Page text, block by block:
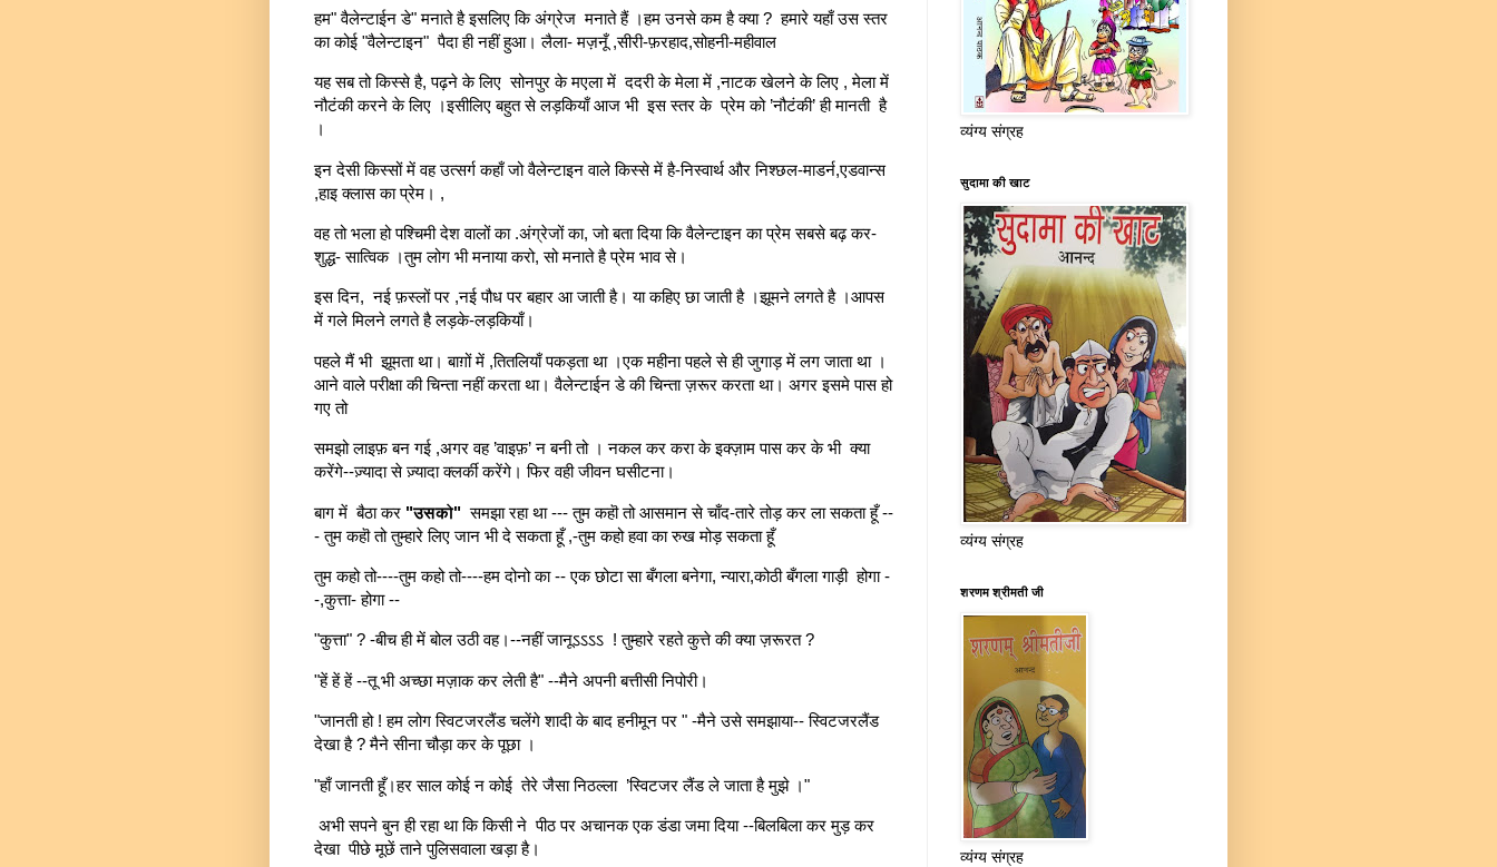
हम" वैलेन्टाईन डे" मनाते है इसलिए कि अंग्रेज मनाते हैं ।हम उनसे कम है क्या ? हमारे यहाँ उस स्तर
का कोई "वैलेन्टाइन" पैदा ही नहीं हुआ। लैला- मज़नूँ ,सीरी-फ़रहाद,सोहनी-महीवाल
यह सब तो किस्से है, पढ़ने के लिए सोनपुर के मएला में ददरी के मेला में ,नाटक खेलने के लिए , मेला में
नौटंकी करने के लिए ।इसीलिए बहुत से लड़कियाँ आज भी इस स्तर के प्रेम को ’नौटंकी’ ही मानती है
।
इन देसी किस्सों में वह उत्सर्ग कहाँ जो वैलेन्टाइन वाले किस्से में है-निस्वार्थ और निश्छल-माडर्न,एडवान्स
,हाइ क्लास का प्रेम। ,
वह तो भला हो पश्चिमी देश वालों का .अंग्रेजों का, जो बता दिया कि वैलेन्टाइन का प्रेम सबसे बढ़ कर-
शुद्ध- सात्विक ।तुम लोग भी मनाया करो, सो मनाते है प्रेम भाव से।
इस दिन, नई फ़स्लों पर ,नई पौध पर बहार आ जाती है। या कहिए छा जाती है ।झूमने लगते है ।आपस
में गले मिलने लगते है लड़के-लड़कियाँ।
पहले मैं भी झूमता था। बाग़ों में ,तितलियाँ पकड़ता था ।एक महीना पहले से ही जुगाड़ में लग जाता था ।
आने वाले परीक्षा की चिन्ता नहीं करता था। वैलेन्टाईन डे की चिन्ता ज़रूर करता था। अगर इसमे पास हो
गए तो
समझो लाइफ़ बन गई ,अगर वह ’वाइफ़’ न बनी तो । नकल कर करा के इक्ज़ाम पास कर के भी क्या
करेंगे--ज़्यादा से ज़्यादा क्लर्की करेंगे। फिर वही जीवन घसीटना।
बाग में बैठा कर "उसको" समझा रहा था --- तुम कहॊ तो आसमान से चाँद-तारे तोड़ कर ला सकता हूँ --
- तुम कहॊ तो तुम्हारे लिए जान भी दे सकता हूँ ,-तुम कहो हवा का रुख मोड़ सकता हूँ
तुम कहो तो----तुम कहो तो----हम दोनो का -- एक छोटा सा बँगला बनेगा, न्यारा,कोठी बँगला गाड़ी होगा -
-,कुत्ता- होगा --
"कुत्ता" ? -बीच ही में बोल उठी वह।--नहीं जानूऽऽऽऽ ! तुम्हारे रहते कुत्ते की क्या ज़रूरत ?
"हें हें हें --तू भी अच्छा मज़ाक कर लेती है" --मैने अपनी बत्तीसी निपोरी।
"जानती हो ! हम लोग स्विटजरलैंड चलेंगे शादी के बाद हनीमून पर " -मैने उसे समझाया-- स्विटजरलैंड
देखा है ? मैने सीना चौड़ा कर के पूछा ।
"हाँ जानती हूँ।हर साल कोई न कोई तेरे जैसा निठल्ला ’स्विटजर लैंड ले जाता है मुझे ।"
अभी सपने बुन ही रहा था कि किसी ने पीठ पर अचानक एक डंडा जमा दिया --बिलबिला कर मुड़ कर
देखा पीछे मूछें ताने पुलिसवाला खड़ा है।
व्यंग्य संग्रह
सुदामा की खाट
व्यंग्य संग्रह
शरणम श्रीमती जी
व्यंग्य संग्रह